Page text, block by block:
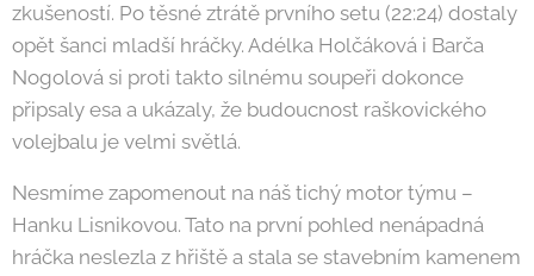
zkušeností. Po těsné ztrátě prvního setu (22:24) dostaly
opět šanci mladší hráčky. Adélka Holčáková i Barča
Nogolová si proti takto silnému soupeři dokonce
připsaly esa a ukázaly, že budoucnost raškovického
volejbalu je velmi světlá.
Nesmíme zapomenout na náš tichý motor týmu –
Hanku Lisnikovou. Tato na první pohled nenápadná
hráčka neslezla z hřiště a stala se stavebním kamenem